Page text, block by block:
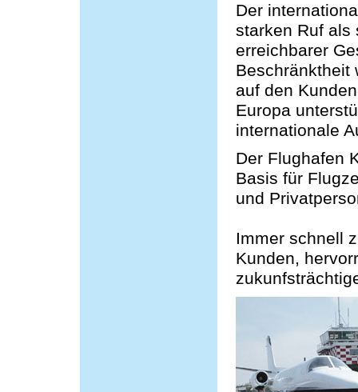
Der
starken Ruf als
erreichbarer
Beschränktheit
auf den
Europa
internationale
Der Flughafen
Basis für
und
Immer schnell
Kunden,